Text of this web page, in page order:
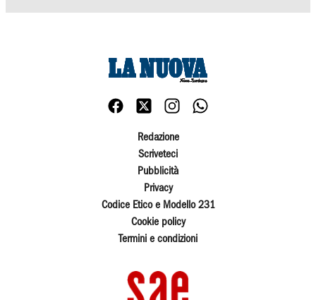
Redazione
Scriveteci
Pubblicità
Privacy
Codice Etico e Modello 231
Cookie policy
Termini e condizioni